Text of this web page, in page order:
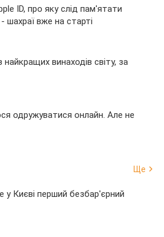
ID, про яку слід пам'ятати
шахраї вже на старті
винаходів світу, за
одружуватися онлайн. Але не
Ще
Києві перший безбар'єрний